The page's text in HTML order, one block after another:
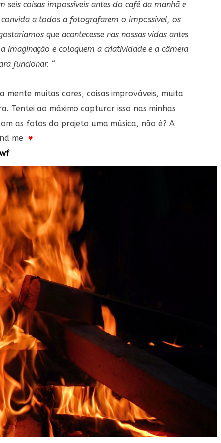
seis coisas impossíveis antes do café da manhã e
a todos a fotografarem o impossível, os
que acontecesse nas nossas vidas antes
imaginação e coloquem a criatividade e a câmera
funcionar. “
mente muitas cores, coisas improváveis, muita
Tentei ao máximo capturar isso nas minhas
as fotos do projeto uma música, não é? A
me ♥